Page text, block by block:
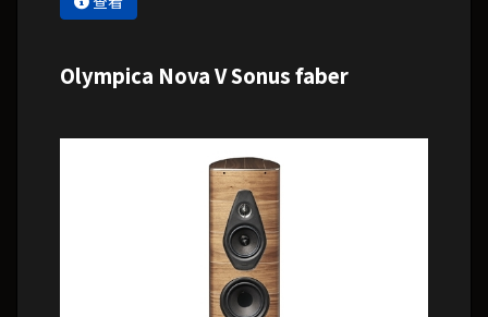
Olympica Nova V Sonus faber